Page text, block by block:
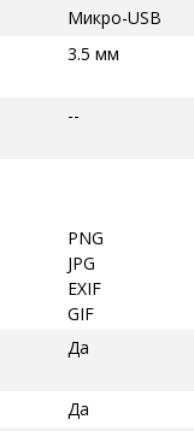
Микро-USB
3.5 мм
--
PNG
JPG
EXIF
GIF
Да
Да